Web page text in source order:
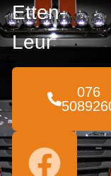
Etten-
Leur
076